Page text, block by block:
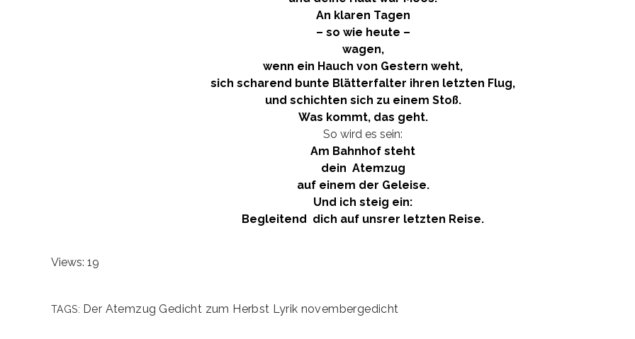
An klaren Tagen
– so wie heute –
wagen,
wenn ein Hauch von Gestern weht,
sich scharend bunte Blätterfalter ihren letzten Flug,
und schichten sich zu einem Stoß.
Was kommt, das geht.
So wird es sein:
Am Bahnhof steht
dein Atemzug
auf einem der Geleise.
Und ich steig ein:
Begleitend dich auf unsrer letzten Reise.
Views: 19
TAGS: Der Atemzug Gedicht zum Herbst Lyrik novembergedicht